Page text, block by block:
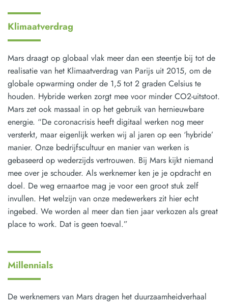
Klimaatverdrag
Mars draagt op globaal vlak meer dan een steentje bij tot de
realisatie van het Klimaatverdrag van Parijs uit 2015, om de
globale opwarming onder de 1,5 tot 2 graden Celsius te
houden. Hybride werken zorgt mee voor minder CO2-uitstoot.
Mars zet ook massaal in op het gebruik van hernieuwbare
energie. “De coronacrisis heeft digitaal werken nog meer
versterkt, maar eigenlijk werken wij al jaren op een ‘hybride’
manier. Onze bedrijfscultuur en manier van werken is
gebaseerd op wederzijds vertrouwen. Bij Mars kijkt niemand
mee over je schouder. Als werknemer ken je je opdracht en
doel. De weg ernaartoe mag je voor een groot stuk zelf
invullen. Het welzijn van onze medewerkers zit hier echt
ingebed. We worden al meer dan tien jaar verkozen als great
place to work. Dat is geen toeval.”
Millennials
De werknemers van Mars dragen het duurzaamheidverhaal